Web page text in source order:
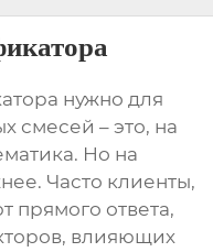
нужно для
смесей – это, на
Но на
Часто клиенты,
прямого ответа,
влияющих